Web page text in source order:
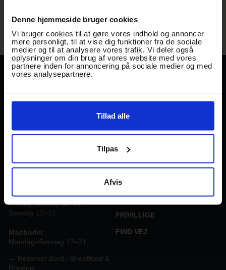
Denne hjemmeside bruger cookies
Vi bruger cookies til at gøre vores indhold og annoncer
mere personligt, til at vise dig funktioner fra de sociale
medier og til at analysere vores trafik. Vi deler også
oplysninger om din brug af vores website med vores
partnere inden for annoncering på sociale medier og med
vores analysepartnere.
Tillad alle
Tilpas
Afvis
KABEL29
UPDATE
FACILITETER
OM TRÅDEN
JOB I TRÅDEN
PARTNERSKABER
FRIVILLIGE
FIND VEJ
DK-5500 Middelfart.
GAMBORG BRYGHUS &
Åbningstider Gamborg
Mandag –Torsdag 12–22
Fredag–Lørdag 12–01
Søndag 12–22
Madboder
Mandag–Søndag 12–21
→ Reservér Bord i Streetfood &
Bryghus.